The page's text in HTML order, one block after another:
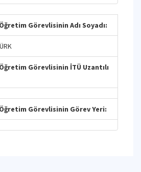
Görevlisinin Adı Soyadı:
Görevlisinin İTÜ Uzantılı
Öğretim Görevlisinin Görev Yeri: